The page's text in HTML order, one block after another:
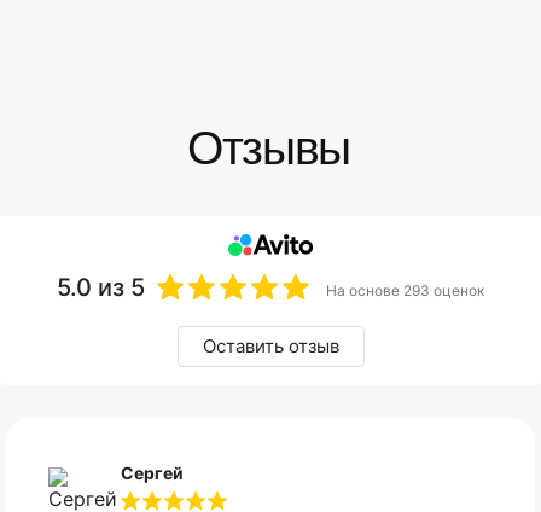
5.0 из 5 На основе 293 оценок
Оставить отзыв
Сергей